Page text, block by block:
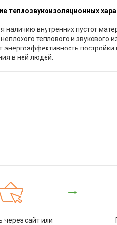
теплозвукоизоляционных
наличию внутренних пустот
теплового и звукового
энергоэффективность постройки
в ней людей.
сайт или
→